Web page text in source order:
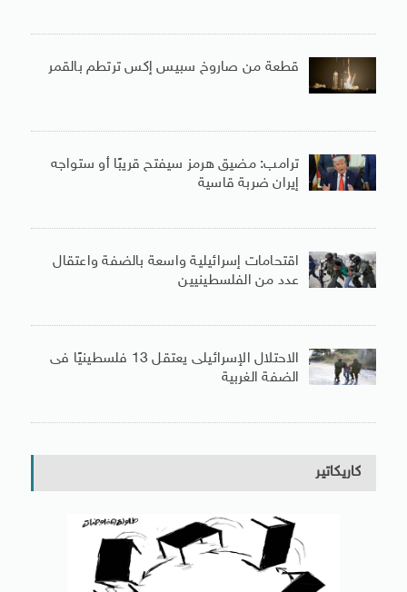
قطعة من صاروخ سبيس إكس ترتطم بالقمر
ترامب: مضيق هرمز سيفتح قريبًا أو ستواجه
إيران ضربة قاسية
اقتحامات إسرائيلية واسعة بالضفة واعتقال
عدد من الفلسطينيين
الاحتلال الإسرائيلى يعتقل 13 فلسطينيًا فى
الضفة الغربية
كاريكاتير